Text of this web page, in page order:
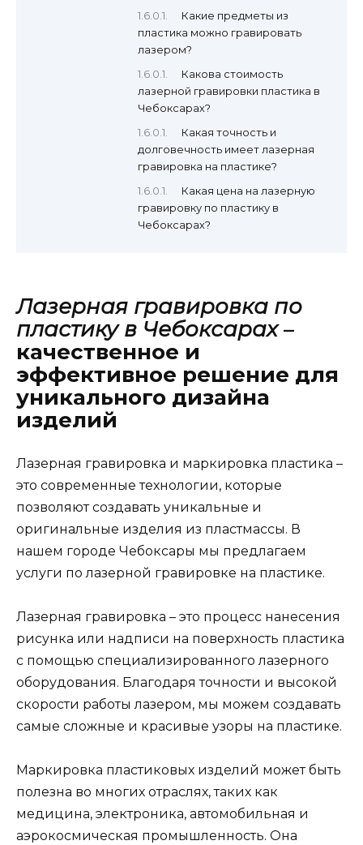
Какие предметы из
пластика можно гравировать
лазером?
Какова стоимость
лазерной гравировки пластика в
Чебоксарах?
Какая точность и
долговечность имеет лазерная
гравировка на пластике?
Какая цена на лазерную
гравировку по пластику в
Чебоксарах?
Лазерная гравировка по
пластику в Чебоксарах–
качественное и
эффективное решение для
уникального дизайна
изделий
Лазерная гравировка и маркировка пластика –
это современные технологии, которые
позволяют создавать уникальные и
оригинальные изделия из пластмассы. В
нашем городе Чебоксары мы предлагаем
услуги по лазерной гравировке на пластике.
Лазерная гравировка – это процесс нанесения
рисунка или надписи на поверхность пластика
с помощью специализированного лазерного
оборудования. Благодаря точности и высокой
скорости работы лазером, мы можем создавать
самые сложные и красивые узоры на пластике.
Маркировка пластиковых изделий может быть
полезна во многих отраслях, таких как
медицина, электроника, автомобильная и
аэрокосмическая промышленность. Она